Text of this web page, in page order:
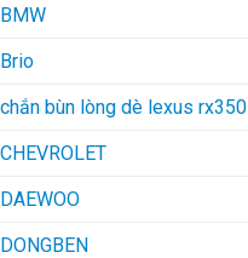
BMW
Brio
chắn bùn lòng dè lexus rx350
CHEVROLET
DAEWOO
DONGBEN